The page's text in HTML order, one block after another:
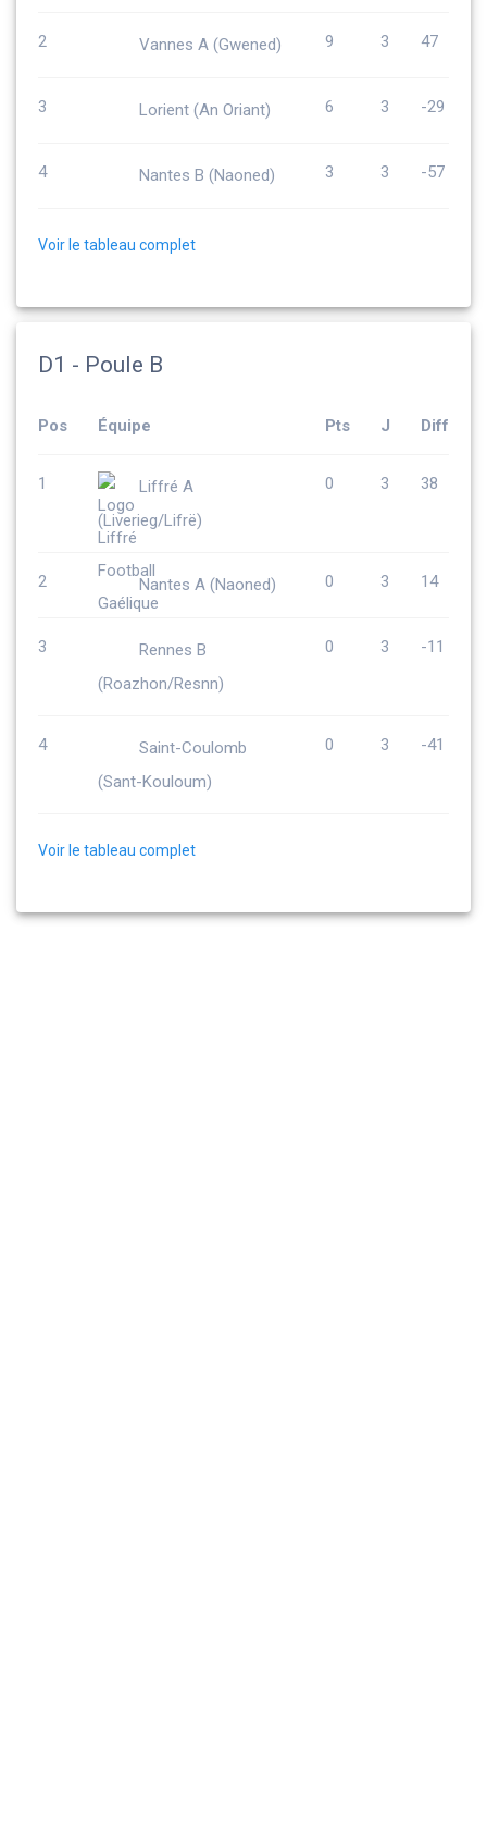
2 Vannes A (Gwened) 9 3 47
3 Lorient (An Oriant) 6 3 -29
4 Nantes B (Naoned) 3 3 -57
Voir le tableau complet
D1 - Poule B
Pos Équipe Pts J Diff
1
Liffré A
(Liverieg/Lifrë)
0 3 38
2 Nantes A (Naoned) 0 3 14
3
Rennes B
(Roazhon/Resnn)
0 3 -11
4
Saint-Coulomb
(Sant-Kouloum)
0 3 -41
Voir le tableau complet